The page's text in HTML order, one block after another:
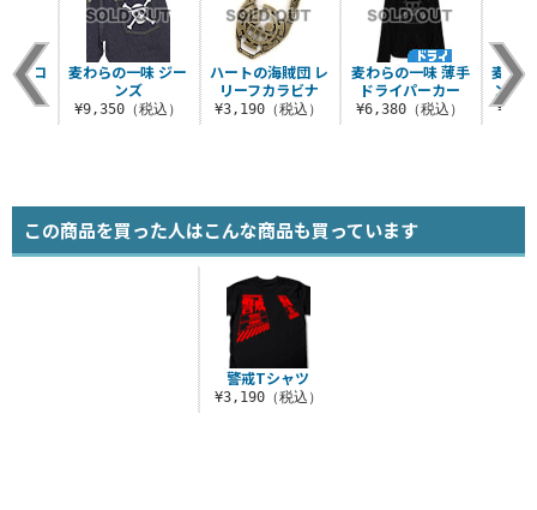
ハートの海賊団 レ
リーフカラビナ
¥3,190（税込）
麦わらの一味 薄手
ドライパーカー
¥6,380（税込）
麦わ
ンテ
サコ
込）
麦わらの一味 ジー
ンズ
¥9,350（税込）
この商品を買った人はこんな商品も買っています
警戒Tシャツ
¥3,190（税込）